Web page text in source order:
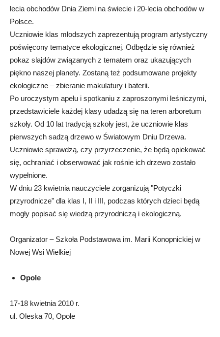
lecia obchodów Dnia Ziemi na świecie i 20-lecia obchodów w
Polsce.
Uczniowie klas młodszych zaprezentują program artystyczny
poświęcony tematyce ekologicznej. Odbędzie się również
pokaz slajdów związanych z tematem oraz ukazujących
piękno naszej planety. Zostaną też podsumowane projekty
ekologiczne – zbieranie makulatury i baterii.
Po uroczystym apelu i spotkaniu z zaproszonymi leśniczymi,
przedstawiciele każdej klasy udadzą się na teren arboretum
szkoły. Od 10 lat tradycją szkoły jest, że uczniowie klas
pierwszych sadzą drzewo w Światowym Dniu Drzewa.
Uczniowie sprawdzą, czy przyrzeczenie, że będą opiekować
się, ochraniać i obserwować jak rośnie ich drzewo zostało
wypełnione.
W dniu 23 kwietnia nauczyciele zorganizują "Potyczki
przyrodnicze" dla klas I, II i III, podczas których dzieci będą
mogły popisać się wiedzą przyrodniczą i ekologiczną.
Organizator – Szkoła Podstawowa im. Marii Konopnickiej w
Nowej Wsi Wielkiej
Opole
17-18 kwietnia 2010 r.
ul. Oleska 70, Opole